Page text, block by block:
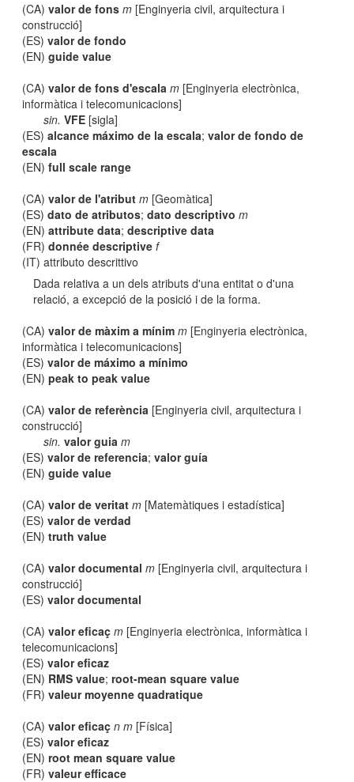
(CA)valor de fons m [Enginyeria civil, arquitectura i
construcció]
(ES)valor de fondo
(EN)guide value
(CA)valor de fons d'escala m [Enginyeria electrònica,
informàtica i telecomunicacions]
sin. VFE[sigla]
(ES)alcance máximo de la escala;valor de fondo de
escala
(EN)full scale range
(CA)valor de l'atribut m [Geomàtica]
(ES)dato de atributos;dato descriptivo m
(EN)attribute data;descriptive data
(FR)donnée descriptive f
(IT) attributo descrittivo
Dada relativa a un dels atributs d'una entitat o d'una
relació, a excepció de la posició i de la forma.
(CA)valor de màxim a mínim m [Enginyeria electrònica,
informàtica i telecomunicacions]
(ES)valor de máximo a mínimo
(EN)peak to peak value
(CA)valor de referència [Enginyeria civil, arquitectura i
construcció]
sin. valor guia m
(ES)valor de referencia;valor guía
(EN)guide value
(CA)valor de veritat m [Matemàtiques i estadística]
(ES)valor de verdad
(EN)truth value
(CA)valor documental m [Enginyeria civil, arquitectura i
construcció]
(ES)valor documental
(CA)valor eficaç m [Enginyeria electrònica, informàtica i
telecomunicacions]
(ES)valor eficaz
(EN) RMS value;root-mean square value
(FR)valeur moyenne quadratique
(CA)valor eficaç n m [Física]
(ES)valor eficaz
(EN)root mean square value
(FR)valeur efficace